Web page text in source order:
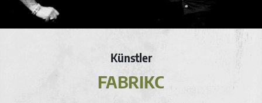
Künstler
FABRIKC